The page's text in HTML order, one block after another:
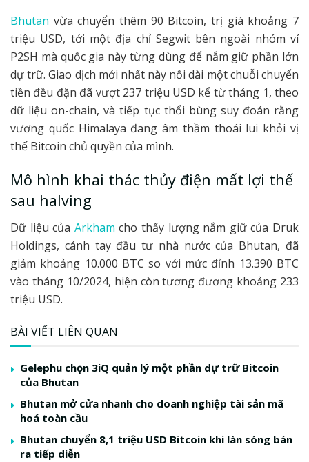
Bhutan vừa chuyển thêm 90 Bitcoin, trị giá khoảng 7
triệu USD, tới một địa chỉ Segwit bên ngoài nhóm ví
P2SH mà quốc gia này từng dùng để nắm giữ phần lớn
dự trữ. Giao dịch mới nhất này nối dài một chuỗi chuyển
tiền đều đặn đã vượt 237 triệu USD kể từ tháng 1, theo
dữ liệu on-chain, và tiếp tục thổi bùng suy đoán rằng
vương quốc Himalaya đang âm thầm thoái lui khỏi vị
thế Bitcoin chủ quyền của mình.
Mô hình khai thác thủy điện mất lợi thế
sau halving
Dữ liệu của Arkham cho thấy lượng nắm giữ của Druk
Holdings, cánh tay đầu tư nhà nước của Bhutan, đã
giảm khoảng 10.000 BTC so với mức đỉnh 13.390 BTC
vào tháng 10/2024, hiện còn tương đương khoảng 233
triệu USD.
BÀI VIẾT LIÊN QUAN
Gelephu chọn 3iQ quản lý một phần dự trữ Bitcoin
của Bhutan
Bhutan mở cửa nhanh cho doanh nghiệp tài sản mã
hoá toàn cầu
Bhutan chuyển 8,1 triệu USD Bitcoin khi làn sóng bán
ra tiếp diễn